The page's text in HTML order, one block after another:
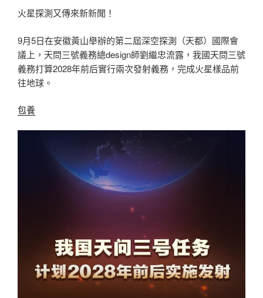
火星探測又傳來新新聞！
9月5日在安徽黃山舉辦的第二屆深空探測（天都）國際會
議上，天問三號義務總design師劉繼忠流露，我國天問三號
義務打算2028年前后實行兩次發射義務，完成火星樣品前
往地球。
包養